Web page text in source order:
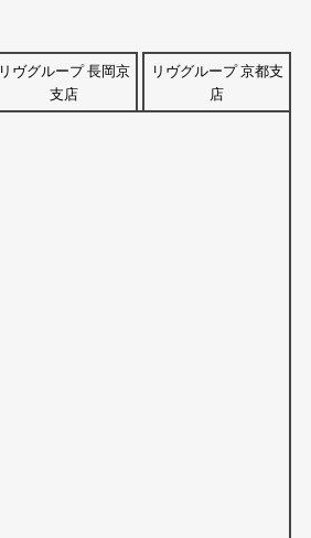
リヴグループ 長岡京
支店
リヴグループ 京都支
店